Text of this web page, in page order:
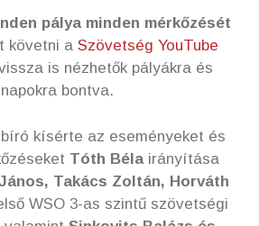
pálya minden mérkőzését
követni a Szövetség YouTube
is nézhetők pályákra és
napokra bontva.
kísérte az eseményeket és
Tóth Bélairányítása
Takács Zoltán, Horváth
WSO 3-as szintű szövetségi